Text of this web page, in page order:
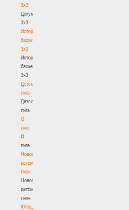
3х3
Документы
3х3
История
баскетбола
3х3
История
баскетбола
3х3
Детская
лига
Детская
лига
О
лиге
О
лиге
Новости
детской
лиги
Новости
детской
лиги
Юноши